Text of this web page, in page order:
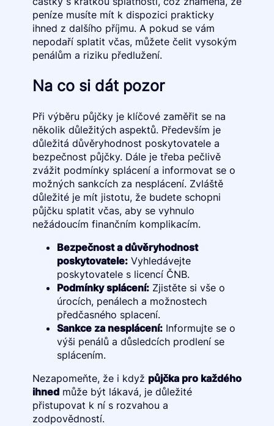
peníze musíte mít k dispozici prakticky
ihned z dalšího příjmu. A pokud se vám
nepodaří splatit včas, můžete čelit vysokým
penálům a riziku předlužení.
Na co si dát pozor
Při výběru půjčky je klíčové zaměřit se na
několik důležitých aspektů. Především je
důležitá důvěryhodnost poskytovatele a
bezpečnost půjčky. Dále je třeba pečlivě
zvážit podmínky splácení a informovat se o
možných sankcích za nesplácení. Zvláště
důležité je mít jistotu, že budete schopni
půjčku splatit včas, aby se vyhnulo
nežádoucím finančním komplikacím.
Bezpečnost a důvěryhodnost
poskytovatele:Vyhledávejte
poskytovatele s licencí ČNB.
Podmínky splácení:Zjistěte si vše o
úrocích, penálech a možnostech
předčasného splacení.
Sankce za nesplácení:Informujte se o
výši penálů a důsledcích prodlení se
splácením.
Nezapomeňte, že i když půjčka pro každého
ihnedmůže být lákavá, je důležité
přistupovat k ní s rozvahou a
zodpovědností.